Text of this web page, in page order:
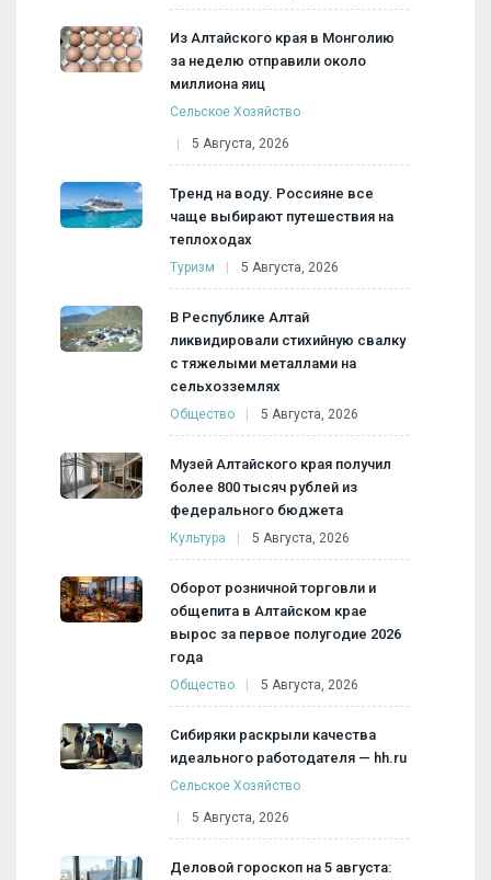
Из Алтайского края в Монголию
за неделю отправили около
миллиона яиц
Сельское Хозяйство
5 Августа, 2026
Тренд на воду. Россияне все
чаще выбирают путешествия на
теплоходах
Туризм 5 Августа, 2026
В Республике Алтай
ликвидировали стихийную свалку
с тяжелыми металлами на
сельхозземлях
Общество 5 Августа, 2026
Музей Алтайского края получил
более 800 тысяч рублей из
федерального бюджета
Культура 5 Августа, 2026
Оборот розничной торговли и
общепита в Алтайском крае
вырос за первое полугодие 2026
года
Общество 5 Августа, 2026
Сибиряки раскрыли качества
идеального работодателя — hh.ru
Сельское Хозяйство
5 Августа, 2026
Деловой гороскоп на 5 августа: